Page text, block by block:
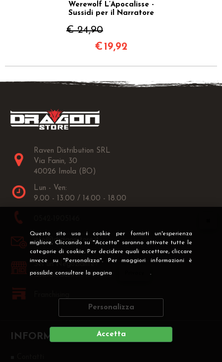
Questo sito usa i cookie per fornirti un'esperienza
migliore. Cliccando su "Accetta" saranno attivate tutte le
categorie di cookie. Per decidere quali accettare, cliccare
invece su "Personalizza". Per maggiori informazioni è
possibile consultare la pagina .
Personalizza
Accetta
Werewolf L’Apocalisse -
Sussidi per il Narratore
€ 24,90
€ 19,92
Raven Distribution SRL
Via Fanin, 30
40026 Imola (BO)
Lun - Ven:
9.00 - 13.00 / 14.00 - 18.00
info@dragonstore.it
Sei un Negoziante?
Contattaci >
INFORMAZIONI